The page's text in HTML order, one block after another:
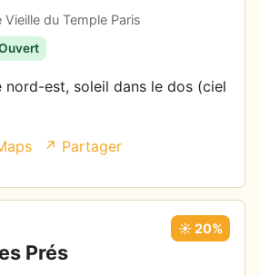
Vieille du Temple Paris
nord-est, soleil dans le dos (ciel
↗ Partager
Prés
☀️ 20%